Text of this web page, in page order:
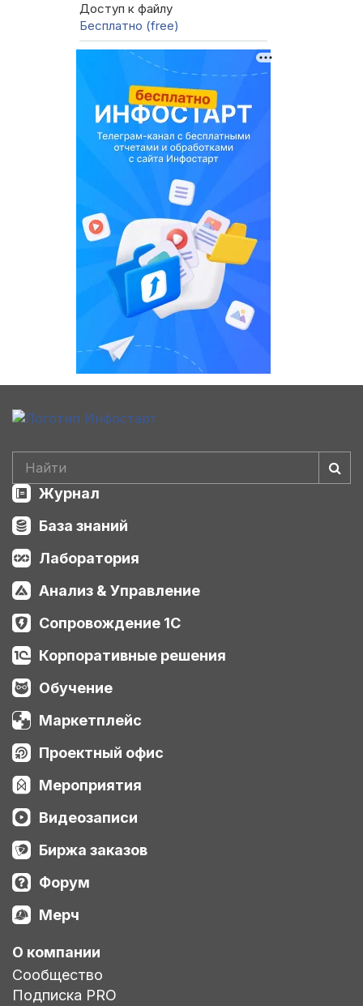
Доступ к файлу
Бесплатно (free)
Журнал
База знаний
Лаборатория
Анализ & Управление
Сопровождение 1С
Корпоративные решения
Обучение
Маркетплейс
Проектный офис
Мероприятия
Видеозаписи
Биржа заказов
Форум
Мерч
О компании
Сообщество
Подписка PRO